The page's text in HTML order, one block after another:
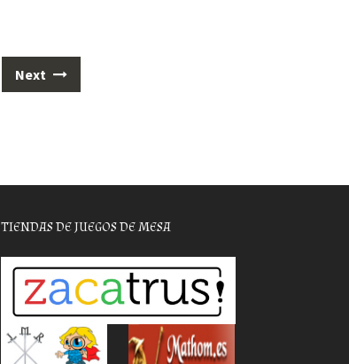
Next
TIENDAS DE JUEGOS DE MESA